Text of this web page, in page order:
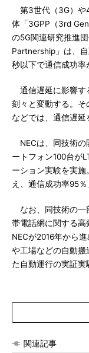
第3世代（3G）や
体「3GPP（3rd
の5G関連研究推進
Partnership」は、
秒以下で通信成功率
通信遅延に影響す
刻々と変動する。そ
などでは、通信遅延
NECは、同技術の
ートフォン100台が
ーション実験を実
え、通信成功率95％
なお、同技術の一
帯電話網に関する高
NECが2016年から
や工場などの自動搬
た自動運行の実証実
関連記事